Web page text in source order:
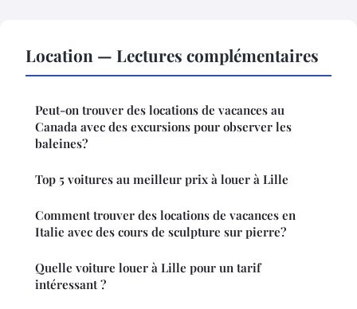
Location — Lectures complémentaires
Peut-on trouver des locations de vacances au
Canada avec des excursions pour observer les
baleines?
Top 5 voitures au meilleur prix à louer à Lille
Comment trouver des locations de vacances en
Italie avec des cours de sculpture sur pierre?
Quelle voiture louer à Lille pour un tarif
intéressant ?